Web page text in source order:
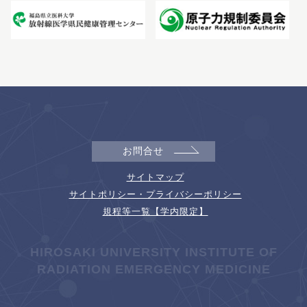
お問合せ
サイトマップ
サイトポリシー・プライバシーポリシー
規程等一覧【学内限定】
HIROSAKI UNIVERSITY INSTITUTE OF
RADIATION EMERGENCY MEDICINE